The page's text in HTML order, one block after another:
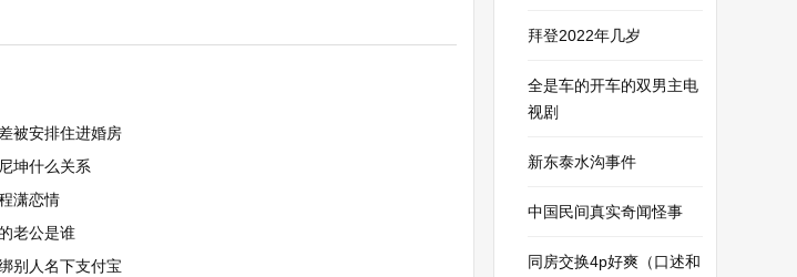
被安排住进婚房
坤什么关系
潇恋情
老公是谁
别人名下支付宝
拜登2022年几岁
全是车的开车的双男主电
视剧
新东泰水沟事件
中国民间真实奇闻怪事
同房交换4p好爽（口述和